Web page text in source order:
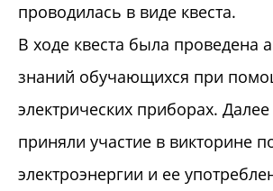
проводилась в виде квеста.
В ходе квеста была проведена
знаний обучающихся при
электрических приборах. Далее
приняли участие в викторине
электроэнергии и ее